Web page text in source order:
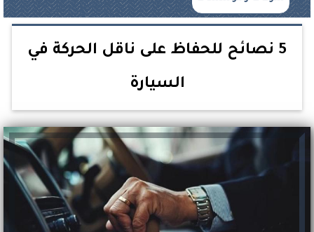
5 نصائح للحفاظ على ناقل الحركة في
السيارة